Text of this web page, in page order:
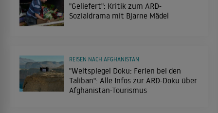
"Geliefert": Kritik zum ARD-
Sozialdrama mit Bjarne Mädel
"Weltspiegel Doku: Ferien bei den
Taliban": Alle Infos zur ARD-Doku über
Afghanistan-Tourismus
REISEN NACH AFGHANISTAN